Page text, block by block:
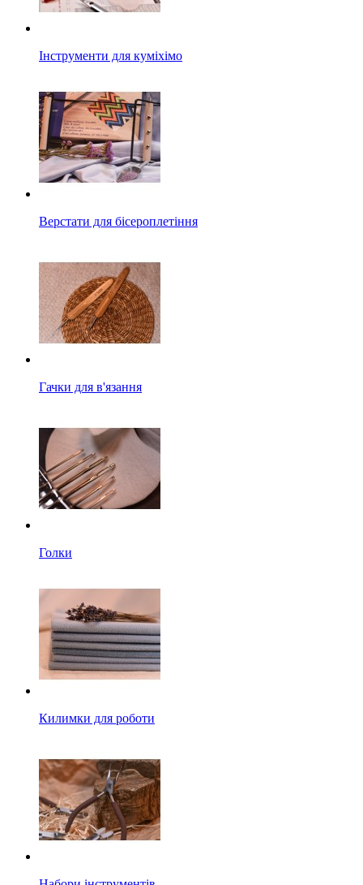
Інструменти для куміхімо
Верстати для бісероплетіння
Гачки для в'язання
Голки
Килимки для роботи